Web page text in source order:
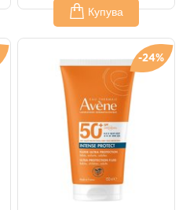
Купува
-24%